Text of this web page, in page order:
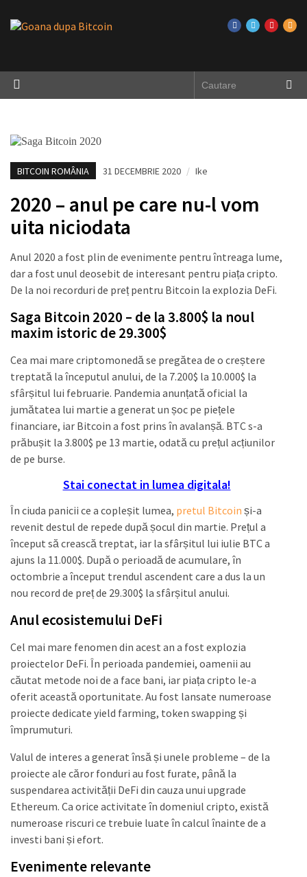
BITCOIN ROMÂNIA 31 DECEMBRIE 2020 / Ike
2020 – anul pe care nu-l vom
uita niciodata
Anul 2020 a fost plin de evenimente pentru întreaga lume,
dar a fost unul deosebit de interesant pentru piața cripto.
De la noi recorduri de preț pentru Bitcoin la explozia DeFi.
Saga Bitcoin 2020 – de la 3.800$ la noul
maxim istoric de 29.300$
Cea mai mare criptomonedă se pregătea de o creștere
treptată la începutul anului, de la 7.200$ la 10.000$ la
sfârșitul lui februarie. Pandemia anunțată oficial la
jumătatea lui martie a generat un șoc pe piețele
financiare, iar Bitcoin a fost prins în avalanșă. BTC s-a
prăbușit la 3.800$ pe 13 martie, odată cu prețul acțiunilor
de pe burse.
Stai conectat in lumea digitala!
În ciuda panicii ce a copleșit lumea, pretul Bitcoin și-a
revenit destul de repede după șocul din martie. Prețul a
început să crească treptat, iar la sfârșitul lui iulie BTC a
ajuns la 11.000$. După o perioadă de acumulare, în
octombrie a început trendul ascendent care a dus la un
nou record de preț de 29.300$ la sfârșitul anului.
Anul ecosistemului DeFi
Cel mai mare fenomen din acest an a fost explozia
proiectelor DeFi. În perioada pandemiei, oamenii au
căutat metode noi de a face bani, iar piața cripto le-a
oferit această oportunitate. Au fost lansate numeroase
proiecte dedicate yield farming, token swapping și
împrumuturi.
Valul de interes a generat însă și unele probleme – de la
proiecte ale căror fonduri au fost furate, până la
suspendarea activității DeFi din cauza unui upgrade
Ethereum. Ca orice activitate în domeniul cripto, există
numeroase riscuri ce trebuie luate în calcul înainte de a
investi bani și efort.
Evenimente relevante